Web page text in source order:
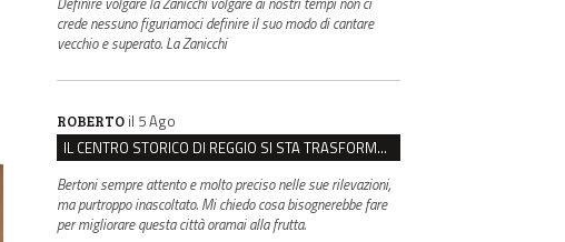
crede nessuno figuriamoci definire il suo modo di cantare
vecchio e superato. La Zanicchi
ROBERTO il 5 Ago
IL CENTRO STORICO DI REGGIO SI STA TRASFORMANDO, E NON IN MEGLIO
Bertoni sempre attento e molto preciso nelle sue rilevazioni,
ma purtroppo inascoltato. Mi chiedo cosa bisognerebbe fare
per migliorare questa città oramai alla frutta.